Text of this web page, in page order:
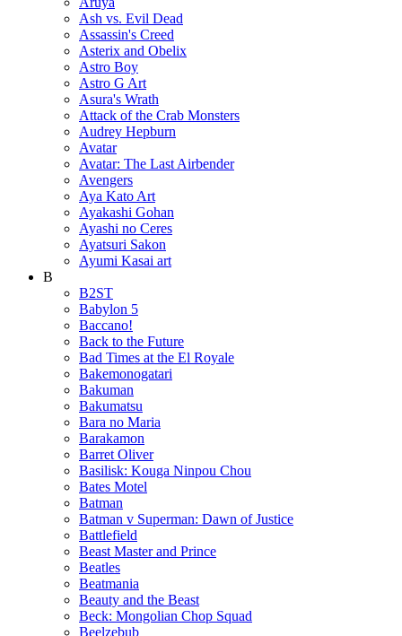
Ash vs. Evil Dead
Assassin's Creed
Asterix and Obelix
Astro Boy
Astro G Art
Asura's Wrath
Attack of the Crab Monsters
Audrey Hepburn
Avatar
Avatar: The Last Airbender
Avengers
Aya Kato Art
Ayakashi Gohan
Ayashi no Ceres
Ayatsuri Sakon
Ayumi Kasai art
B
B2ST
Babylon 5
Baccano!
Back to the Future
Bad Times at the El Royale
Bakemonogatari
Bakuman
Bakumatsu
Bara no Maria
Barakamon
Barret Oliver
Basilisk: Kouga Ninpou Chou
Bates Motel
Batman
Batman v Superman: Dawn of Justice
Battlefield
Beast Master and Prince
Beatles
Beatmania
Beauty and the Beast
Beck: Mongolian Chop Squad
Beelzebub